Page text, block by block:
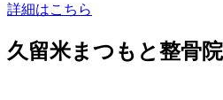
詳細はこちら
久留米まつもと整骨